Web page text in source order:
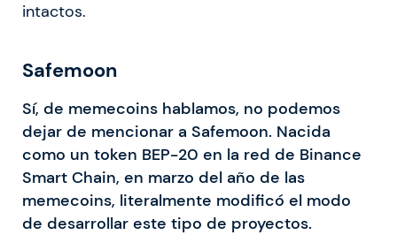
intactos.
Safemoon
Sí, de memecoins hablamos, no podemos
dejar de mencionar a Safemoon. Nacida
como un token BEP-20 en la red de Binance
Smart Chain, en marzo del año de las
memecoins, literalmente modificó el modo
de desarrollar este tipo de proyectos.